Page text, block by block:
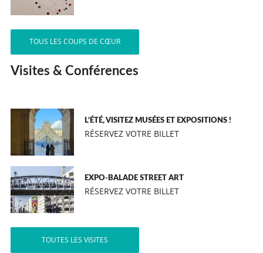
TOUS LES COUPS DE CŒUR
Visites & Conférences
L’ÉTÉ, VISITEZ MUSÉES ET EXPOSITIONS !
RÉSERVEZ VOTRE BILLET
EXPO-BALADE STREET ART
RÉSERVEZ VOTRE BILLET
TOUTES LES VISITES